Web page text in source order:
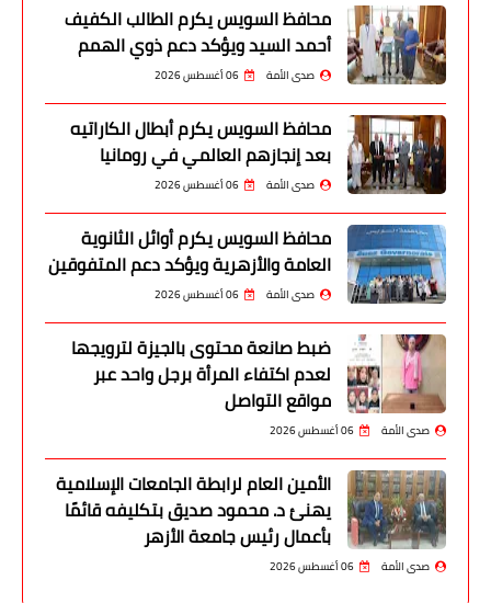
محافظ السويس يكرم الطالب الكفيف
أحمد السيد ويؤكد دعم ذوي الهمم
صدى الأمة 06 أغسطس 2026
محافظ السويس يكرم أبطال الكاراتيه
بعد إنجازهم العالمي في رومانيا
صدى الأمة 06 أغسطس 2026
محافظ السويس يكرم أوائل الثانوية
العامة والأزهرية ويؤكد دعم المتفوقين
صدى الأمة 06 أغسطس 2026
ضبط صانعة محتوى بالجيزة لترويجها
لعدم اكتفاء المرأة برجل واحد عبر
مواقع التواصل
صدى الأمة 06 أغسطس 2026
الأمين العام لرابطة الجامعات الإسلامية
يهنئ د. محمود صديق بتكليفه قائمًا
بأعمال رئيس جامعة الأزهر
صدى الأمة 06 أغسطس 2026